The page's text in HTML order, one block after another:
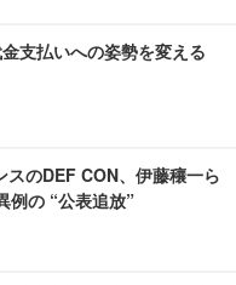
支払いへの姿勢を変える
のDEF CON、伊藤穰一ら
例の “公表追放”